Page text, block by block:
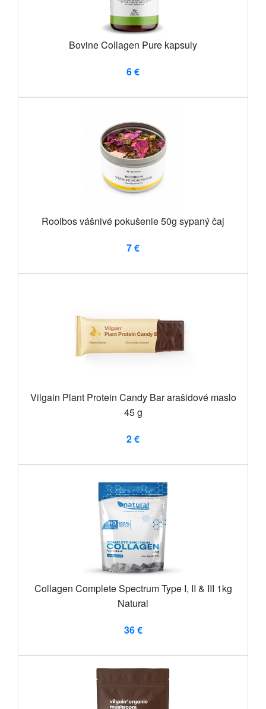
Bovine Collagen Pure kapsuly
6 €
Rooibos vášnivé pokušenie 50g sypaný čaj
7 €
Vilgain Plant Protein Candy Bar arašidové maslo
45 g
2 €
Collagen Complete Spectrum Type I, II & III 1kg
Natural
36 €